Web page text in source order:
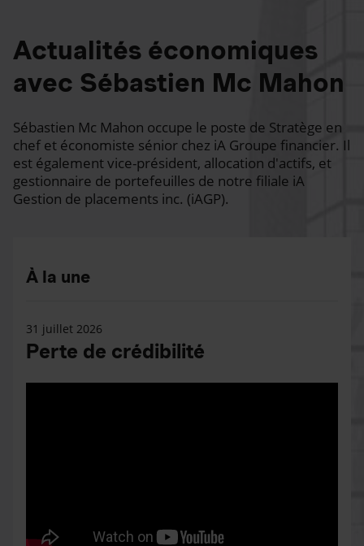
Actualités économiques
avec Sébastien Mc Mahon
Sébastien Mc Mahon occupe le poste de Stratège en
chef et économiste sénior chez iA Groupe financier. Il
est également vice-président, allocation d'actifs, et
gestionnaire de portefeuilles de notre filiale iA
Gestion de placements inc. (iAGP).
À la une
31 juillet 2026
Perte de crédibilité